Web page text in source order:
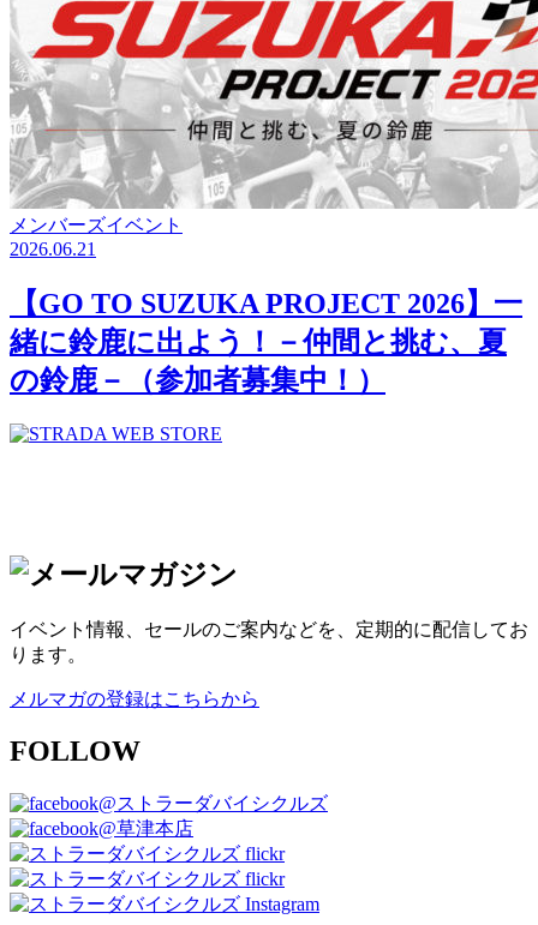
メンバーズイベント
2026.06.21
【GO TO SUZUKA PROJECT 2026】一
緒に鈴鹿に出よう！－仲間と挑む、夏
の鈴鹿－（参加者募集中！）
イベント情報、セールのご案内などを、定期的に配信してお
ります。
メルマガの登録はこちらから
FOLLOW
@ストラーダバイシクルズ
@草津本店